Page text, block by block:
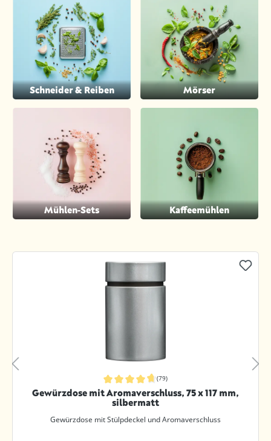
Schneider & Reiben Mörser
Mühlen-Sets Kaffeemühlen
Produktgalerie überspringen
Durchschnittliche Bewertung von 4.8 von 5 Sternen
(79)
Gewürzdose mit Aromaverschluss, 75 x 117 mm,
silbermatt
Gewürzdose mit Stülpdeckel und Aromaverschluss